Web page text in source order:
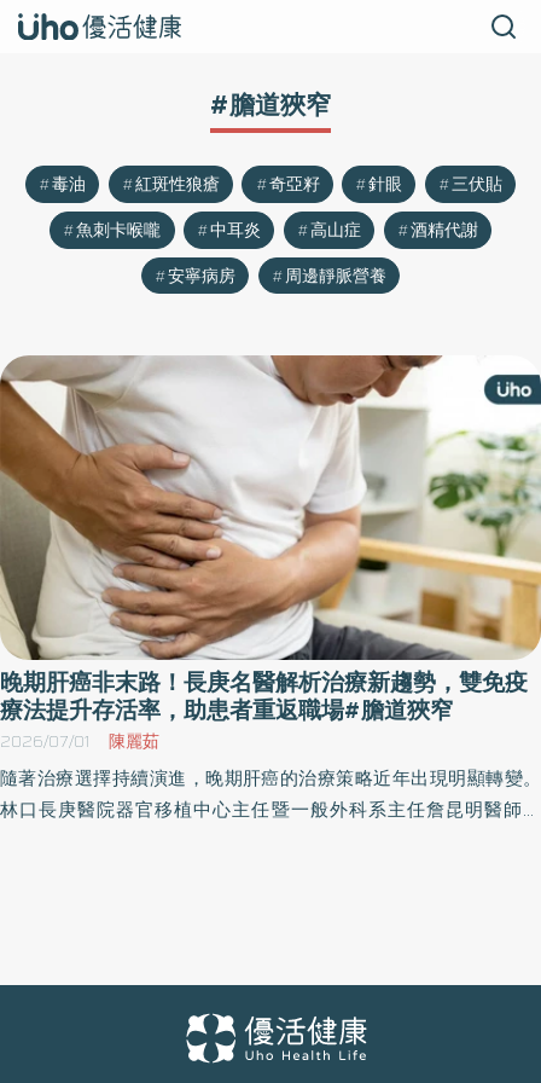
#膽道狹窄
毒油 紅斑性狼瘡 奇亞籽 針眼
三伏貼
魚刺卡喉嚨
中耳炎 高山症
酒精代謝
安寧病房
周邊靜脈營養
晚期肝癌非末路！長庚名醫解析治療新趨勢，雙免疫
療法提升存活率，助患者重返職場#膽道狹窄
2026/07/01 陳麗茹
隨著治療選擇持續演進，晚期肝癌的治療策略近年出現明顯轉變。
林口長庚醫院器官移植中心主任暨一般外科系主任詹昆明醫師提
靶到免疫：晚期肝癌治療的關鍵轉折 詹昆明醫師表示，在2008年標
靶藥物問世之前，晚期肝癌幾乎缺乏有效的系統性治療方式，患者